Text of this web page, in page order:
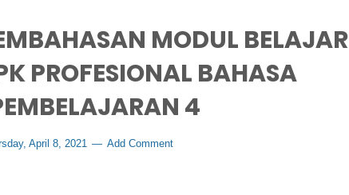
MODUL BELAJAR
PROFESIONAL BAHASA
4
April 8, 2021 Add Comment